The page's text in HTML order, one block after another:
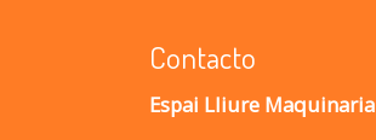
Contacto
Espai Lliure Maquinaria